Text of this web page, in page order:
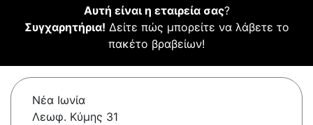
Αυτή είναι η εταιρεία σας?
Συγχαρητήρια! Δείτε πώς μπορείτε να λάβετε το
πακέτο βραβείων!
Νέα Ιωνία
Λεωφ. Κύμης 31